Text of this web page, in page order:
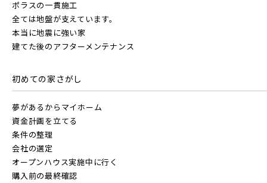
JR中央・総武線 [各駅停車]
JR総武線 [快速]
JR成田線 [我孫子～成田]
地図内の物件アイコンを
クリックすると
物件概要が表示されます
駅から10分以内
埼玉県川越市
ポラスの一貫施工
全ては地盤が支えています。
本当に地震に強い家
建てた後のアフターメンテナンス
初めての家さがし
夢があるからマイホーム
資金計画を立てる
条件の整理
会社の選定
オープンハウス実施中に行く
購入前の最終確認